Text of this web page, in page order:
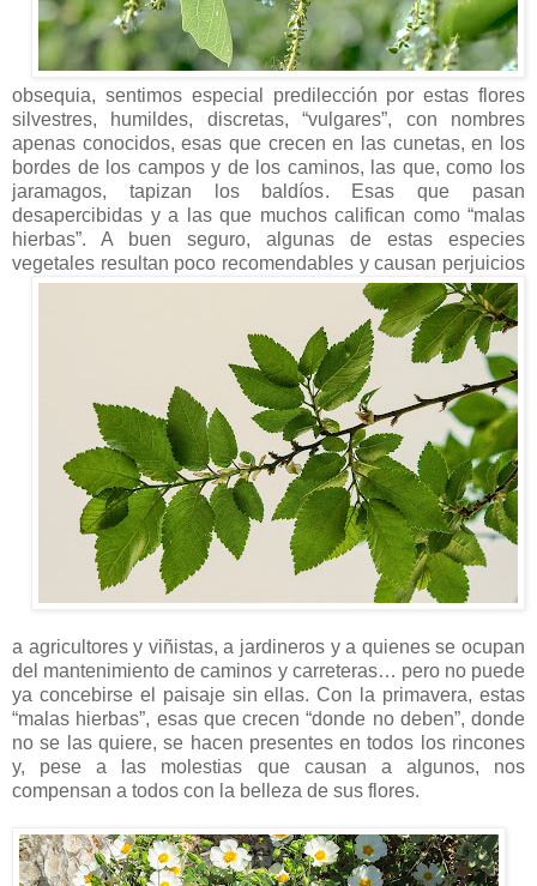
obsequia, sentimos especial predilección por estas flores
silvestres, humildes, discretas, “vulgares”, con nombres
apenas conocidos, esas que crecen en las cunetas, en los
bordes de los campos y de los caminos, las que, como los
jaramagos, tapizan los baldíos. Esas que pasan
desapercibidas y a las que muchos califican como “malas
hierbas”. A buen seguro, algunas de estas especies
vegetales resultan poco recomendables y causan perjuicios
a agricultores y viñistas, a jardineros y a quienes se ocupan
del mantenimiento de caminos y carreteras… pero no puede
ya concebirse el paisaje sin ellas. Con la primavera, estas
“malas hierbas”, esas que crecen “donde no deben”, donde
no se las quiere, se hacen presentes en todos los rincones
y, pese a las molestias que causan a algunos, nos
compensan a todos con la belleza de sus flores.